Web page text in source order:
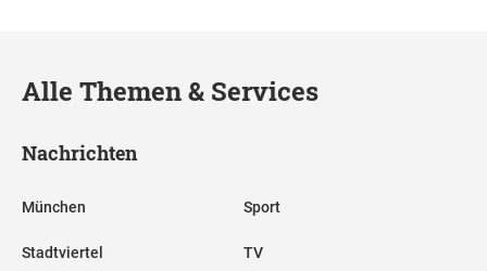
Alle Themen & Services
Nachrichten
München
Stadtviertel
Sport
TV